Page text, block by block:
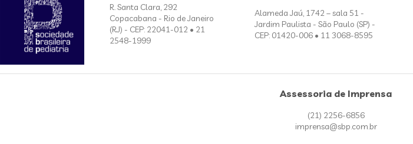
R. Santa Clara, 292
Copacabana - Rio de Janeiro
(RJ) - CEP: 22041-012 • 21
2548-1999
Alameda Jaú, 1742 – sala 51 -
Jardim Paulista - São Paulo (SP) -
CEP: 01420-006 • 11 3068-8595
Assessoria de Imprensa
(21) 2256-6856
imprensa@sbp.com.br